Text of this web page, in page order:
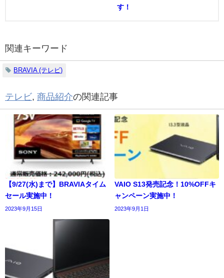
す！
関連キーワード
BRAVIA (テレビ)
テレビ, 商品紹介の関連記事
【9/27(水)まで】BRAVIAタイム
セール実施中！
2023年9月15日
VAIO S13発売記念！10%OFFキ
ャンペーン実施中！
2023年9月1日